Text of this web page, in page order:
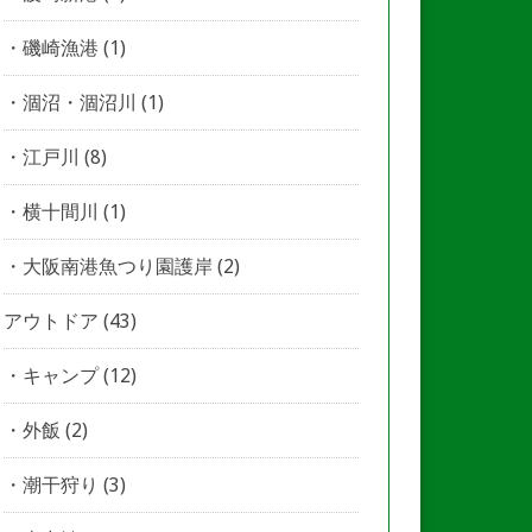
磯崎漁港 (1)
涸沼・涸沼川 (1)
江戸川 (8)
横十間川 (1)
大阪南港魚つり園護岸 (2)
アウトドア (43)
キャンプ(12)
外飯 (2)
潮干狩り (3)